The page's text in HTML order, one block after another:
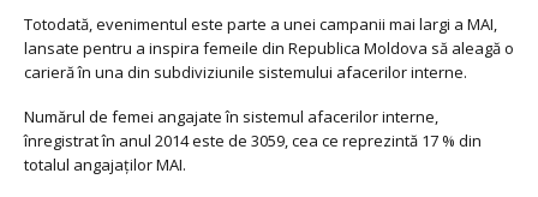
Totodată, evenimentul este parte a unei campanii mai largi a MAI,
lansate pentru a inspira femeile din Republica Moldova să aleagă o
carieră în una din subdiviziunile sistemului afacerilor interne.
Numărul de femei angajate în sistemul afacerilor interne,
înregistrat în anul 2014 este de 3059, cea ce reprezintă 17 % din
totalul angajaților MAI.